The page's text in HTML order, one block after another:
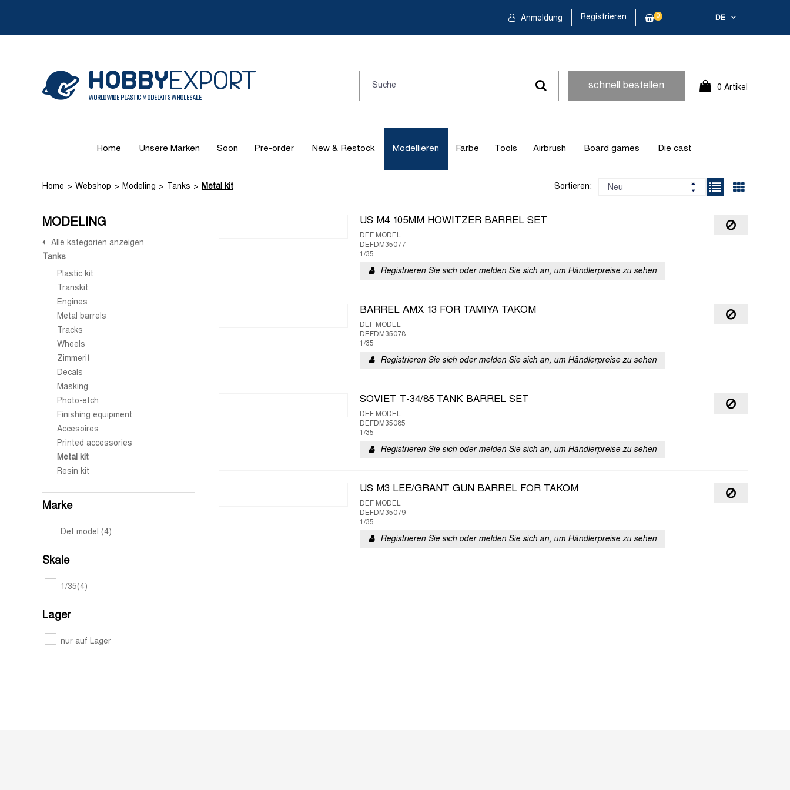
DE
Anmeldung Registrieren 0
schnell bestellen 0 Artikel
Home Unsere Marken Soon Pre-order New & Restock Modellieren Farbe Tools Airbrush Board games Die cast
Home Webshop Modeling Tanks Metal kit Sortieren:
MODELING
Alle kategorien anzeigen
Tanks
Plastic kit
Transkit
Engines
Metal barrels
Tracks
Wheels
Zimmerit
Decals
Masking
Photo-etch
Finishing equipment
Accesoires
Printed accessories
Metal kit
Resin kit
Marke
Def model (4)
Skale
1/35(4)
Lager
nur auf Lager
US M4 105MM HOWITZER BARREL SET
DEF MODEL
DEFDM35077
1/35
Registrieren Sie sich oder melden Sie sich an, um Händlerpreise zu sehen
BARREL AMX 13 FOR TAMIYA TAKOM
DEF MODEL
DEFDM35078
1/35
Registrieren Sie sich oder melden Sie sich an, um Händlerpreise zu sehen
SOVIET T-34/85 TANK BARREL SET
DEF MODEL
DEFDM35085
1/35
Registrieren Sie sich oder melden Sie sich an, um Händlerpreise zu sehen
US M3 LEE/GRANT GUN BARREL FOR TAKOM
DEF MODEL
DEFDM35079
1/35
Registrieren Sie sich oder melden Sie sich an, um Händlerpreise zu sehen